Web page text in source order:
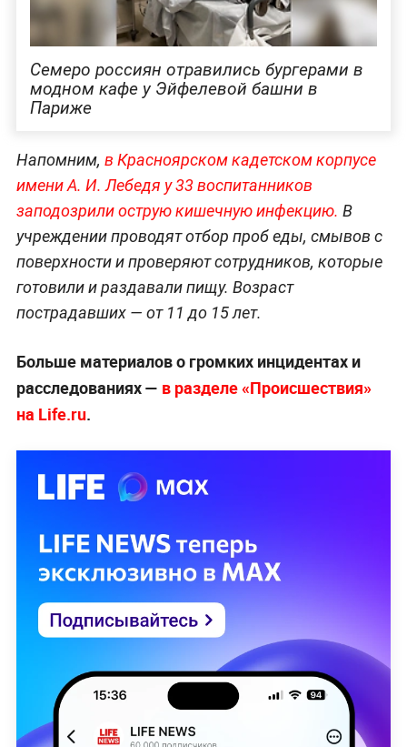
Семеро россиян отравились бургерами в
модном кафе у Эйфелевой башни в
Париже
Напомним, в Красноярском кадетском корпусе
имени А. И. Лебедя у 33 воспитанников
заподозрили острую кишечную инфекцию. В
учреждении проводят отбор проб еды, смывов с
поверхности и проверяют сотрудников, которые
готовили и раздавали пищу. Возраст
пострадавших — от 11 до 15 лет.
Больше материалов о громких инцидентах и
расследованиях — в разделе «Происшествия»
на Life.ru.